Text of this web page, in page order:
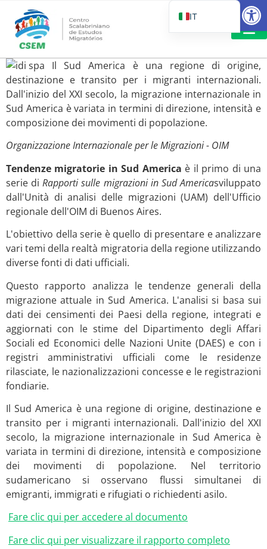
Il Sud America è una regione di origine,
destinazione e transito per i migranti internazionali.
Dall'inizio del XXI secolo, la migrazione internazionale in
Sud America è variata in termini di direzione, intensità e
composizione dei movimenti di popolazione.
Organizzazione Internazionale per le Migrazioni - OIM
Tendenze migratorie in Sud America è il primo di una
serie di Rapporti sulle migrazioni in Sud Americasviluppato
dall'Unità di analisi delle migrazioni (UAM) dell'Ufficio
regionale dell'OIM di Buenos Aires.
L'obiettivo della serie è quello di presentare e analizzare
vari temi della realtà migratoria della regione utilizzando
diverse fonti di dati ufficiali.
Questo rapporto analizza le tendenze generali della
migrazione attuale in Sud America. L'analisi si basa sui
dati dei censimenti dei Paesi della regione, integrati e
aggiornati con le stime del Dipartimento degli Affari
Sociali ed Economici delle Nazioni Unite (DAES) e con i
registri amministrativi ufficiali come le residenze
rilasciate, le nazionalizzazioni concesse e le registrazioni
fondiarie.
Il Sud America è una regione di origine, destinazione e
transito per i migranti internazionali. Dall'inizio del XXI
secolo, la migrazione internazionale in Sud America è
variata in termini di direzione, intensità e composizione
dei movimenti di popolazione. Nel territorio
sudamericano si osservano flussi simultanei di
emigranti, immigrati e rifugiati o richiedenti asilo.
Fare clic qui per accedere al documento
Fare clic qui per visualizzare il rapporto completo
IT
EN
ES